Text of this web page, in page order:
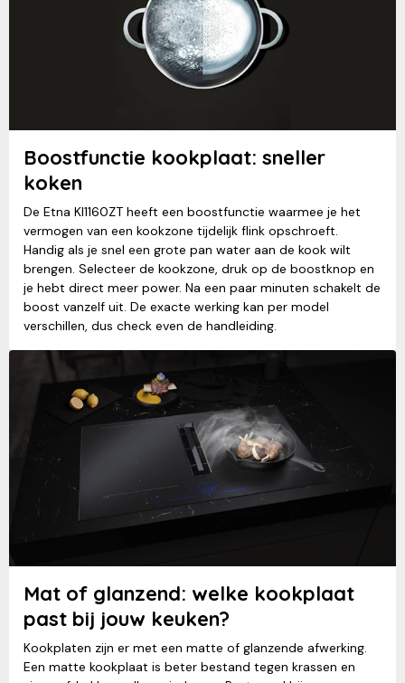
Boostfunctie kookplaat: sneller
koken
De Etna KI1160ZT heeft een boostfunctie waarmee je het
vermogen van een kookzone tijdelijk flink opschroeft.
Handig als je snel een grote pan water aan de kook wilt
brengen. Selecteer de kookzone, druk op de boostknop en
je hebt direct meer power. Na een paar minuten schakelt de
boost vanzelf uit. De exacte werking kan per model
verschillen, dus check even de handleiding.
Mat of glanzend: welke kookplaat
past bij jouw keuken?
Kookplaten zijn er met een matte of glanzende afwerking.
Een matte kookplaat is beter bestand tegen krassen en